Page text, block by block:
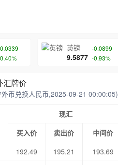
英镑
9.5877
-0.0899
-0.93%
汇牌价
币兑换人民币,2025-09-21 00:00:05)
现汇
买入价
卖出价
中间价
192.49 195.21
193.69